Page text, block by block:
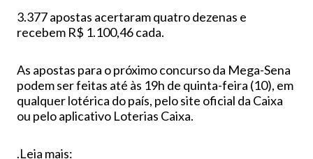
3.377 apostas acertaram quatro dezenas e
recebem R$ 1.100,46 cada.
As apostas para o próximo concurso da Mega-Sena
podem ser feitas até às 19h de quinta-feira (10), em
qualquer lotérica do país, pelo site oficial da Caixa
ou pelo aplicativo Loterias Caixa.
.Leia mais: